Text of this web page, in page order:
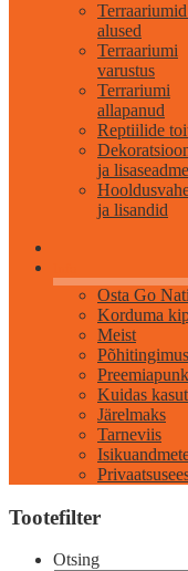
alused
Terraariumi
varustus
Terrariumi
allapanud
Reptiilide
ja
ja lisandid
Osta Go
Korduma
Meist
Kuidas
Järelmaks
Tarneviis
Tootefilter
Otsing